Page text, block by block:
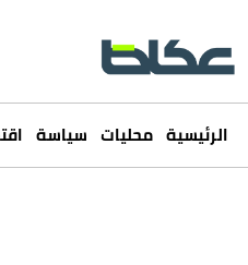
الرئيسية محليات سياسة